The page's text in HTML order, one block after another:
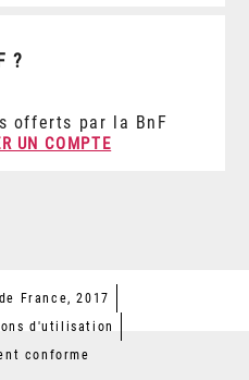
?
offerts par la BnF
UN COMPTE
France, 2017
d'utilisation
conforme